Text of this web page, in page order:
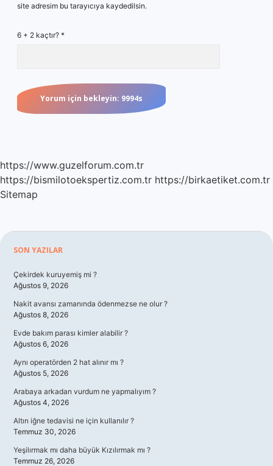
site adresim bu tarayıcıya kaydedilsin.
6 + 2 kaçtır? *
https://www.guzelforum.com.tr
https://bismilotoekspertiz.com.tr https://birkaetiket.com.tr
Sitemap
Sidebar
SON YAZILAR
Çekirdek kuruyemiş mi ?
Ağustos 9, 2026
Nakit avansı zamanında ödenmezse ne olur ?
Ağustos 8, 2026
Evde bakım parası kimler alabilir ?
Ağustos 6, 2026
Aynı operatörden 2 hat alınır mı ?
Ağustos 5, 2026
Arabaya arkadan vurdum ne yapmalıyım ?
Ağustos 4, 2026
Altın iğne tedavisi ne için kullanılır ?
Temmuz 30, 2026
Yeşilırmak mı daha büyük Kızılırmak mı ?
Temmuz 26, 2026